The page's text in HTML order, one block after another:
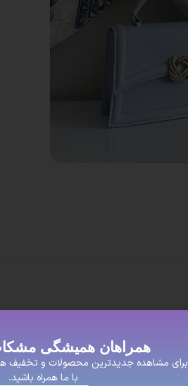
همراهان همیشگی
برای مشاهده جدیدترین محصولات و تخفیف ها
با ما همراه باشید.